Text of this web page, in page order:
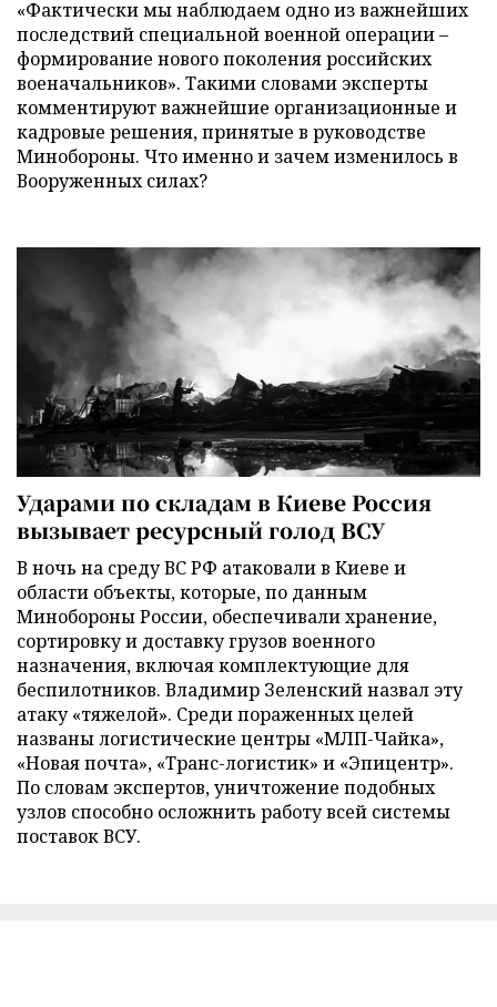
«Фактически мы наблюдаем одно из важнейших
последствий специальной военной операции –
формирование нового поколения российских
военачальников». Такими словами эксперты
комментируют важнейшие организационные и
кадровые решения, принятые в руководстве
Минобороны. Что именно и зачем изменилось в
Вооруженных силах?
Ударами по складам в Киеве Россия
вызывает ресурсный голод ВСУ
В ночь на среду ВС РФ атаковали в Киеве и
области объекты, которые, по данным
Минобороны России, обеспечивали хранение,
сортировку и доставку грузов военного
назначения, включая комплектующие для
беспилотников. Владимир Зеленский назвал эту
атаку «тяжелой». Среди пораженных целей
названы логистические центры «МЛП-Чайка»,
«Новая почта», «Транс-логистик» и «Эпицентр».
По словам экспертов, уничтожение подобных
узлов способно осложнить работу всей системы
поставок ВСУ.